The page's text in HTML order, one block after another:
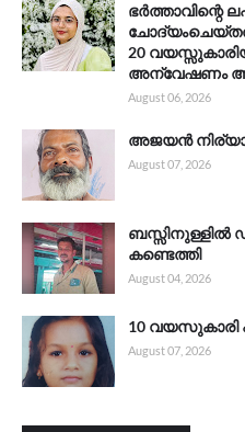
ഭർത്താവിന്റെ
20
അന്വേഷണം
August 06, 2026
അജയൻ
August 07, 2026
ബസ്സിനുള്ളിൽ
കണ്ടെത്തി
August 04, 2026
10 വയസുകാരി
August 07, 2026